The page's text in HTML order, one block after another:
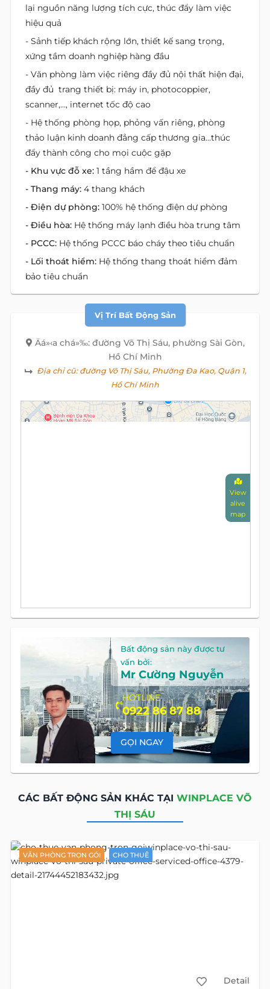
lại nguồn năng lượng tích cực, thúc đẩy làm việc
hiệu quả
- Sảnh tiếp khách rộng lớn, thiết kế sang trọng,
xứng tầm doanh nghiệp hàng đầu
- Văn phòng làm việc riêng đầy đủ nội thất hiện đại,
đầy đủ trang thiết bị: máy in, photocoppier,
scanner,…, internet tốc độ cao
- Hệ thống phòng họp, phỏng vấn riêng, phòng
thảo luận kinh doanh đẳng cấp thương gia…thúc
đẩy thành công cho mọi cuộc gặp
- Khu vực đỗ xe: 1 tầng hầm để đậu xe
- Thang máy: 4 thang khách
- Điện dự phòng: 100% hệ thống điện dự phòng
- Điều hòa: Hệ thống máy lạnh điều hòa trung tâm
- PCCC: Hệ thống PCCC báo cháy theo tiêu chuẩn
- Lối thoát hiểm: Hệ thống thang thoát hiểm đảm
bảo tiêu chuẩn
Vị Trí Bất Động Sản
Äá»‹a chá»‰: đường Võ Thị Sáu, phường Sài Gòn,
Hồ Chí Minh
Địa chỉ cũ:đường Võ Thị Sáu, Phường Đa Kao, Quận 1,
Hồ Chí Minh
View
alive
map
Bất động sản này được tư
vấn bởi:
Mr Cường Nguyễn
HOTLINE
0922 86 87 88
GỌI NGAY
CÁC BẤT ĐỘNG SẢN KHÁC TẠI WINPLACE VÕ
THỊ SÁU
VĂN PHÒNG TRỌN GÓI CHO THUÊ
Detail